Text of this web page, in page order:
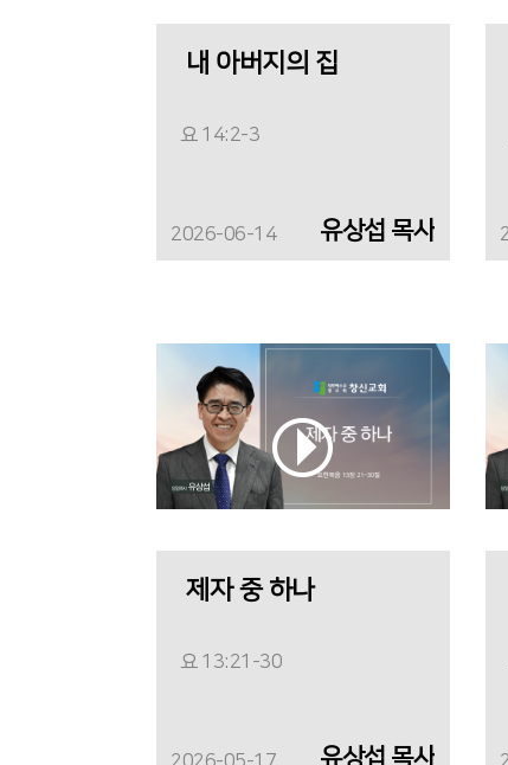
내 아버지의 집
요 14:2-3
2026-06-14 유상섭 목사
제자 중 하나
요 13:21-30
유상섭 목사